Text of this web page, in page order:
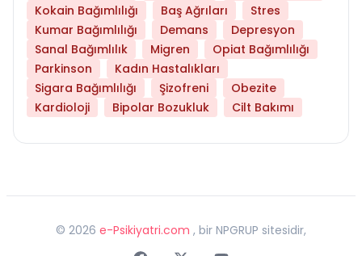
Kokain Bağımlılığı
Baş Ağrıları
Stres
Kumar Bağımlılığı
Demans
Depresyon
Sanal Bağımlılık
Migren
Opiat Bağımlılığı
Parkinson
Kadın Hastalıkları
Sigara Bağımlılığı
Şizofreni
Obezite
Kardioloji
Bipolar Bozukluk Cilt Bakımı
© 2026 e-Psikiyatri.com , bir NPGRUP sitesidir,